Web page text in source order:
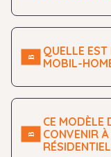
QUELLE EST
MOBIL-
CE MODÈLE
CONVENIR